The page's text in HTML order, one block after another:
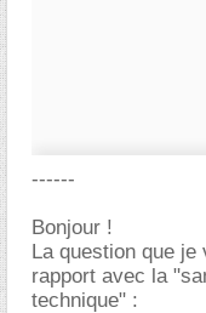
------
Bonjour !
La question que
rapport avec la
technique" :